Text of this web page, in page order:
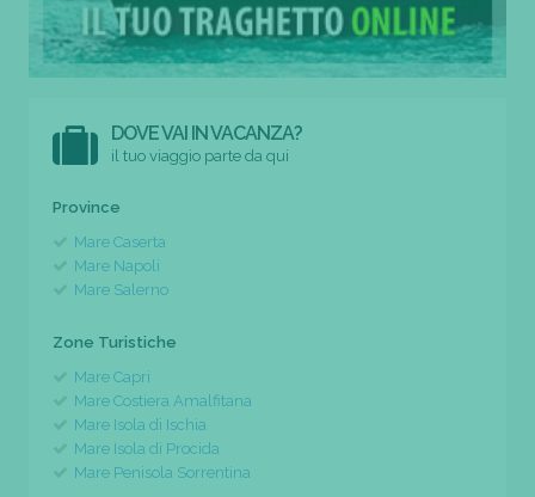
DOVE VAI IN VACANZA?
il tuo viaggio parte da qui
Province
Mare Caserta
Mare Napoli
Mare Salerno
Zone Turistiche
Mare Capri
Mare Costiera Amalfitana
Mare Isola di Ischia
Mare Isola di Procida
Mare Penisola Sorrentina